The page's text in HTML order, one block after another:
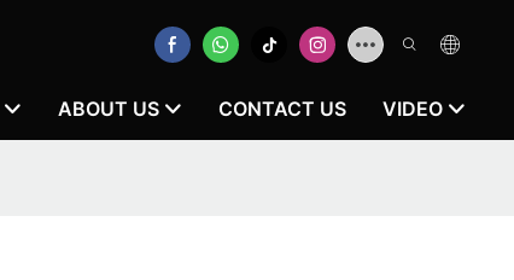
ABOUT US CONTACT US VIDEO